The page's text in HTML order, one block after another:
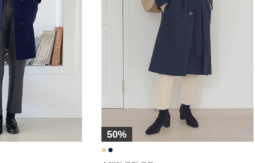
50%
● ●